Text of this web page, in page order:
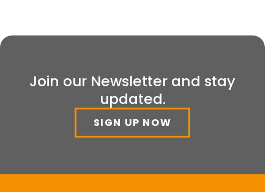
Join our Newsletter and stay
updated.
SIGN UP NOW